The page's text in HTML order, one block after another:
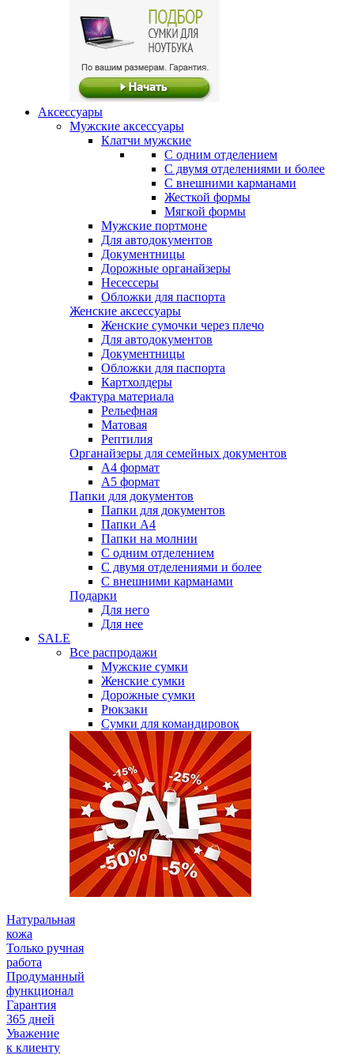
Аксессуары
Мужские аксессуары
Клатчи мужские
С одним отделением
С двумя отделениями и более
С внешними карманами
Жесткой формы
Мягкой формы
Мужские портмоне
Для автодокументов
Документницы
Дорожные органайзеры
Несессеры
Обложки для паспорта
Женские аксессуары
Женские сумочки через плечо
Для автодокументов
Документницы
Обложки для паспорта
Картхолдеры
Фактура материала
Рельефная
Матовая
Рептилия
Органайзеры для семейных документов
А4 формат
А5 формат
Папки для документов
Папки для документов
Папки А4
Папки на молнии
С одним отделением
С двумя отделениями и более
С внешними карманами
Подарки
Для него
Для нее
SALE
Все распродажи
Мужские сумки
Женские сумки
Дорожные сумки
Рюкзаки
Сумки для командировок
Натуральная
кожа
Только ручная
работа
Продуманный
функционал
Гарантия
365 дней
Уважение
к клиенту